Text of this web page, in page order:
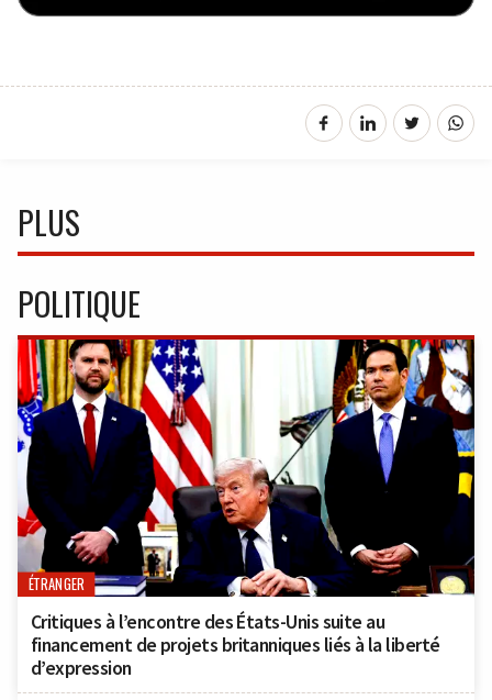
PLUS
POLITIQUE
ÉTRANGER
Critiques à l’encontre des États-Unis suite au
financement de projets britanniques liés à la liberté
d’expression